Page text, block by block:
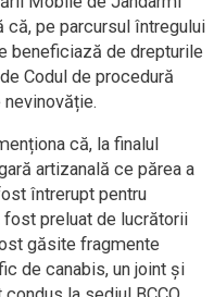
că, pe parcursul întregului
beneficiază de drepturile
Codul de procedură
că, la finalul
artizanală ce părea a
întrerupt pentru
preluat de lucrătorii
găsite fragmente
de canabis, un joint și